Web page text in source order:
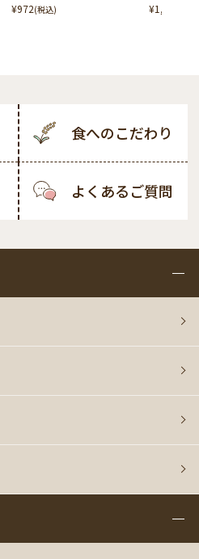
¥972(税込)
¥1,242
食へのこだわり
よくあるご質問